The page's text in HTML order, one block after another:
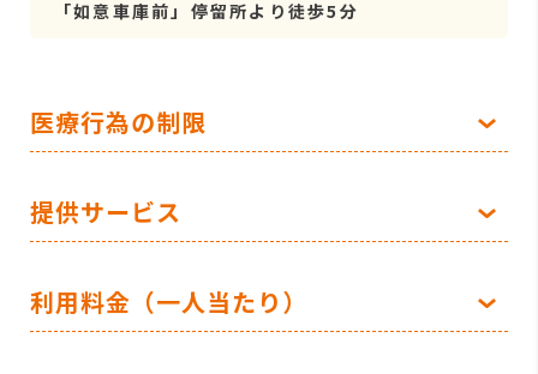
「如意車庫前」停留所より徒歩5分
医療行為の制限
提供サービス
利用料金（一人当たり）